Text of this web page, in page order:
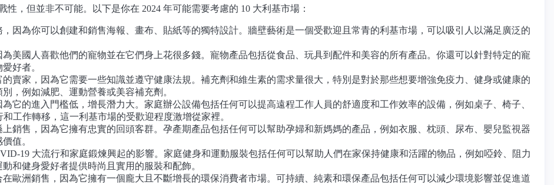
，但並非不可能。以下是你在 2024 年可能需要考慮的 10 大利基市場：
，因為你可以創建和銷售海報、畫布、貼紙等的獨特設計。牆壁藝術是一個受歡迎且常青的利基市場，可以吸引人以滿足廣泛的
為美國人喜歡他們的寵物並在它們身上花很多錢。寵物產品包括從食品、玩具到配件和美容的所有產品。你還可以針對特定的寵
好者。
的賣家，因為它需要一些知識並遵守健康法規。補充劑和維生素的需求量很大，特別是對於那些想要增強免疫力、健身或健康的
，例如減肥、運動營養或美容補充劑。
為它的進入門檻低，增長潛力大。家庭辦公設備包括任何可以提高遠程工作人員的舒適度和工作效率的設備，例如桌子、椅子、
工作轉移，這一利基市場的受歡迎程度激增從家裡。
上銷售，因為它擁有忠實的回頭客群。孕產期產品包括任何可以幫助孕婦和新媽媽的產品，例如衣服、枕頭、尿布、嬰兒監視器
值。
19 大流行和家庭鍛煉興起的影響。家庭健身和運動服裝包括任何可以幫助人們在家保持健康和活躍的物品，例如啞鈴、阻力
和健身愛好者提供時尚且實用的服裝和配飾。
在歐洲銷售，因為它擁有一個龐大且不斷增長的環保消費者市場。可持續、純素和環保產品包括任何可以減少環境影響並促進道